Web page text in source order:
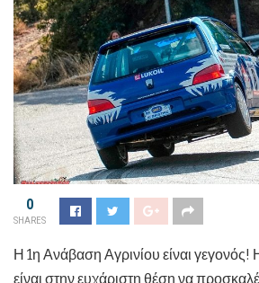
0
SHARES
Η 1η Ανάβαση Αγρινίου είναι
είναι στην ευχάριστη θέση να